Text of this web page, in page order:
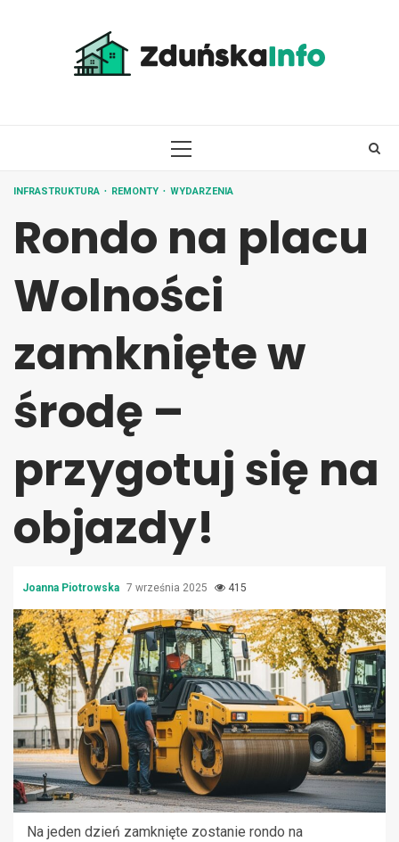
PRIMARY
INFRASTRUKTURA REMONTY WYDARZENIA
Rondo na placu
Wolności
zamknięte w
środę –
przygotuj się na
objazdy!
Joanna Piotrowska 7 września 2025 415
Na jeden dzień zamknięte zostanie rondo na